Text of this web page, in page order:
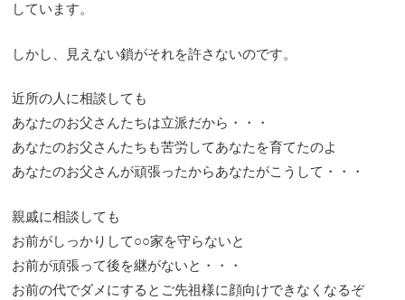
しています。
しかし、見えない鎖がそれを許さないのです。
近所の人に相談しても
あなたのお父さんたちは立派だから・・・
あなたのお父さんたちも苦労してあなたを育てたのよ
あなたのお父さんが頑張ったからあなたがこうして・・・
親戚に相談しても
お前がしっかりして○○家を守らないと
お前が頑張って後を継がないと・・・
お前の代でダメにするとご先祖様に顔向けできなくなるぞ